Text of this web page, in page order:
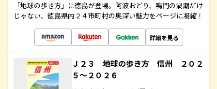
「地球の歩き方」に徳島が登場。阿波おどり、鳴門の渦潮だけ
じゃない、徳島県内２４市町村の奥深い魅力をページに凝縮！
詳細を見る
Ｊ２３ 地球の歩き方 信州 ２０２
５～２０２６